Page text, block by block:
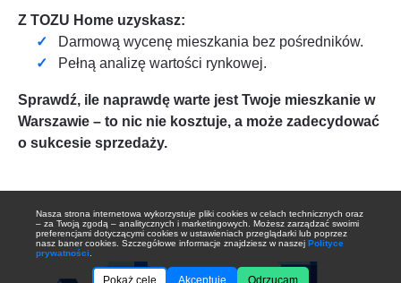
Nasza strona internetowa wykorzystuje pliki cookies w celach technicznych oraz
– za Twoją zgodą – analitycznych i marketingowych. Możesz zarządzać swoimi
preferencjami dotyczącymi cookies w ustawieniach przeglądarki lub poprzez
nasz baner cookies. Szczegółowe informacje znajdziesz w naszej Polityce
prywatności
Pokaż cele Akceptuję Odrzucam
Z TOZU Home uzyskasz:
Darmową wycenę mieszkania bez pośredników.
Pełną analizę wartości rynkowej.
Sprawdź, ile naprawdę warte jest Twoje mieszkanie w
Warszawie – to nic nie kosztuje, a może zadecydować
o sukcesie sprzedaży.